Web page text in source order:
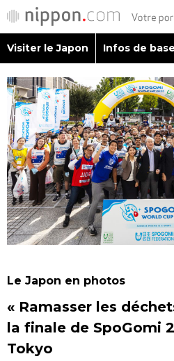
Visiter le Japon
Infos de base
Dossiers
Société
Visiter le Japon Infos de base
Le Japon en photos
« Ramasser les
la finale de SpoGomi
Tokyo